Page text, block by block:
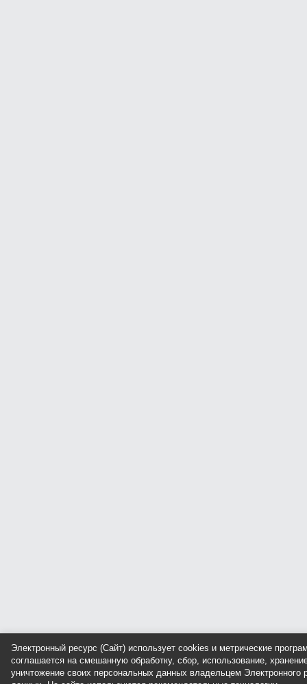
Электронный ресурс (Сайт) использует cookies и метрические
соглашается на смешанную обработку, сбор, использование,
уничтожение своих персональных данных владельцем Электронного